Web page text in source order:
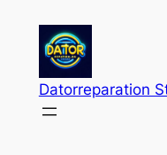
innehåll
Datorreparation